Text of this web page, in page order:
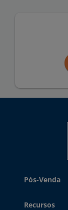
Pós-Venda
Recursos